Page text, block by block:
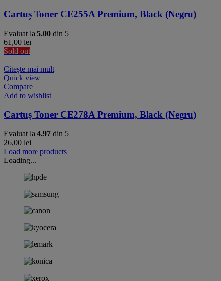
Cartuș Toner CE255A Premium, Black (Negru)
Evaluat la 5.00 din 5
61,00 lei
Sold out
Citește mai mult
Quick view
Compare
Add to wishlist
Cartuș Toner CE278A Premium, Black (Negru)
Evaluat la 4.97 din 5
26,00 lei
Load more products
Loading...